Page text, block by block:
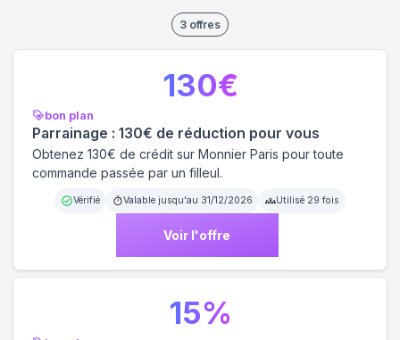
3 offres
bon plan
Parrainage : 130€ de réduction pour vous
Obtenez 130€ de crédit sur Monnier Paris pour toute
commande passée par un filleul.
Vérifié Valable jusqu'au 31/12/2026 Utilisé 29 fois
Voir l'offre
130€
15%